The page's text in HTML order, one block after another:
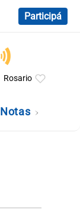
Participá
Rosario
Notas